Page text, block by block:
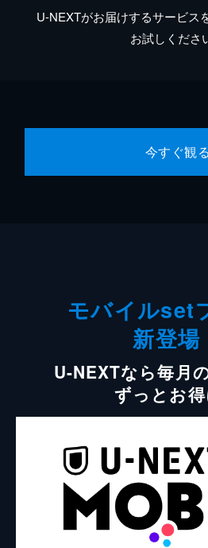
U-NEXTがお届けするサービス
お試しくださ
今すぐ観る
モバイルset
新登場
U-NEXTなら毎月
ずっとお得